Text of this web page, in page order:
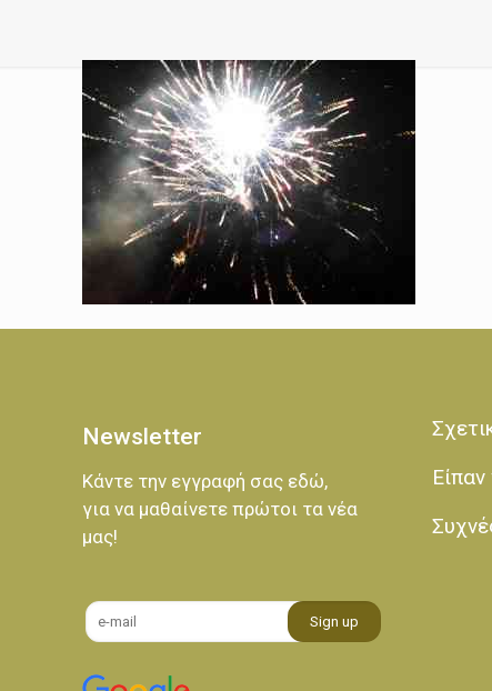
Newsletter
Κάντε την εγγραφή σας εδώ,
για να μαθαίνετε πρώτοι τα νέα
μας!